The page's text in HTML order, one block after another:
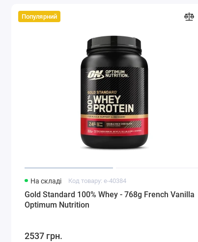
Популярний
На складі Код товару: e-40384
Gold Standard 100% Whey - 768g French Vanilla
Optimum Nutrition
2537 грн.